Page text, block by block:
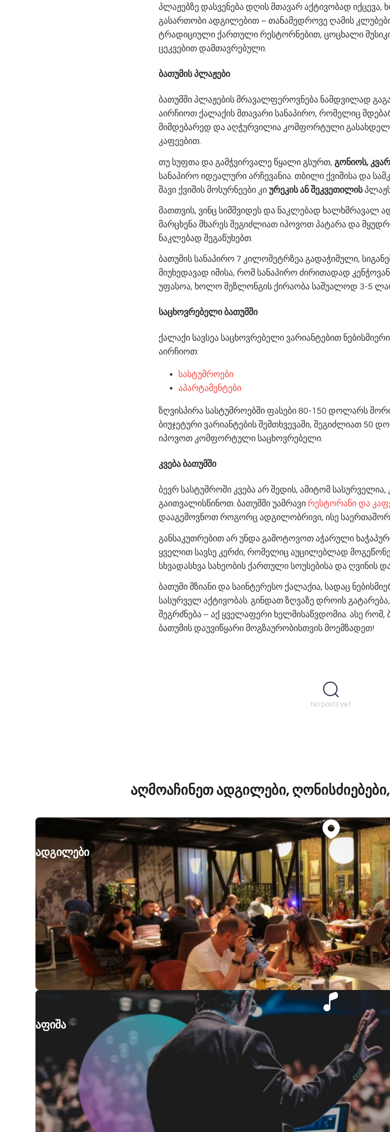
პლაჟებზე დასვენება დღის მთავარ აქტივობად იქცევა,
გასართობი ადგილებით – თანამედროვე ღამის
ტრადიციული ქართული რესტორნებით, ცოცხალი
ცეკვებით დამთავრებული.
ბათუმის პლაჟები
ბათუმში პლაჟების მრავალფეროვნება ნამდვილად
აირჩიოთ ქალაქის მთავარი სანაპირო, რომელიც
მიმდებარედ და აღჭურვილია კომფორტული
კაფეებით.
თუ სუფთა და გამჭვირვალე წყალი გსურთ, გონიოს,
სანაპირო იდეალური არჩევანია. თბილი ქვიშისა და
შავი ქვიშის მოსურნეები კი ურეკის ან შეკვეთილის
მათთვის, ვინც სიმშვიდეს და ნაკლებად ხალხმრავალ
მარცხენა მხარეს შეგიძლიათ იპოვოთ პატარა და
ნაკლებად შეგაწუხებთ.
ბათუმის სანაპირო 7 კილომეტრზეა გადაჭიმული,
მიუხედავად იმისა, რომ სანაპირო ძირითადად
უფასოა, ხოლო შეზლონგის ქირაობა საშუალოდ 3-5
საცხოვრებელი ბათუმში
ქალაქი სავსეა საცხოვრებელი ვარიანტებით
აირჩიოთ:
სასტუმროები
აპარტამენტები
ზღვისპირა სასტუმროებში ფასები 80-150 დოლარს
ბიუჯეტური ვარიანტების შემთხვევაში, შეგიძლიათ 50
იპოვოთ კომფორტული საცხოვრებელი.
კვება ბათუმში
ბევრ სასტუმროში კვება არ შედის, ამიტომ სასურველია,
გაითვალისწინოთ. ბათუმში უამრავი რესტორანი და
დააგემოვნოთ როგორც ადგილობრივი, ისე
განსაკუთრებით არ უნდა გამოტოვოთ აჭარული
ყველით სავსე კერძი, რომელიც აუცილებლად
სხვადასხვა სახეობის ქართული სოუსებისა და ღვინის
ბათუმი მზიანი და საინტერესო ქალაქია, სადაც
სასურველ აქტივობას. გინდათ ზღვაზე დროის
შეგრძნება – აქ ყველაფერი ხელმისაწვდომია. ასე
ბათუმის დაუვიწყარი მოგზაურობისთვის მოემზადეთ!
No posts yet
აღმოაჩინეთ ადგილები, ღონისძიებები,
ადგილები
აფიშა